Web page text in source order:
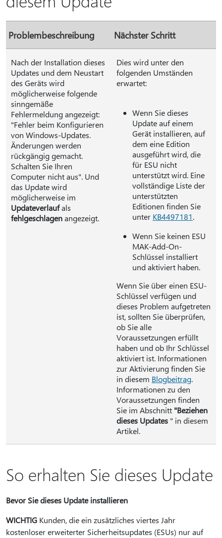
Problembeschreibung Nächster Schritt
Nach der Installation dieses
Updates und dem Neustart
des Geräts wird
möglicherweise folgende
sinngemäße
Fehlermeldung angezeigt:
"Fehler beim Konfigurieren
von Windows-Updates.
Änderungen werden
rückgängig gemacht.
Schalten Sie Ihren
Computer nicht aus". Und
das Update wird
möglicherweise im
Updateverlaufals
fehlgeschlagenangezeigt.
Dies wird unter den
folgenden Umständen
erwartet:
Wenn Sie dieses
Update auf einem
Gerät installieren, auf
dem eine Edition
ausgeführt wird, die
für ESU nicht
unterstützt wird. Eine
vollständige Liste der
unterstützten
Editionen finden Sie
unter KB4497181.
Wenn Sie keinen ESU
MAK-Add-On-
Schlüssel installiert
und aktiviert haben.
Wenn Sie über einen ESU-
Schlüssel verfügen und
dieses Problem aufgetreten
ist, sollten Sie überprüfen,
ob Sie alle
Voraussetzungen erfüllt
haben und ob Ihr Schlüssel
aktiviert ist. Informationen
zur Aktivierung finden Sie
in diesem Blogbeitrag.
Informationen zu den
Voraussetzungen finden
Sie im Abschnitt "Beziehen
dieses Updates " in diesem
Artikel.
So erhalten Sie dieses Update
Bevor Sie dieses Update installieren
WICHTIG Kunden, die ein zusätzliches viertes Jahr
kostenloser erweiterter Sicherheitsupdates (ESUs) nur auf